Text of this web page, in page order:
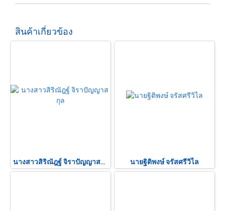
สินค้าเกี่ยวข้อง
นางสาวสิริณัฎฐ์ จิราปัญญาสกุล นายฐิติพงษ์ จรัสศรีวิไล